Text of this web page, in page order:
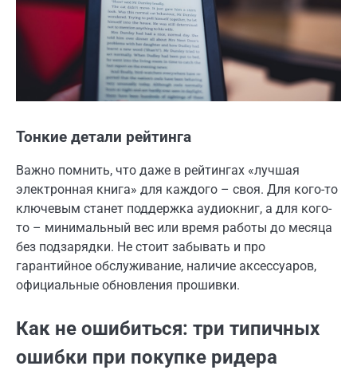
Тонкие детали рейтинга
Важно помнить, что даже в рейтингах «лучшая
электронная книга» для каждого – своя. Для кого-то
ключевым станет поддержка аудиокниг, а для кого-
то – минимальный вес или время работы до месяца
без подзарядки. Не стоит забывать и про
гарантийное обслуживание, наличие аксессуаров,
официальные обновления прошивки.
Как не ошибиться: три типичных
ошибки при покупке ридера